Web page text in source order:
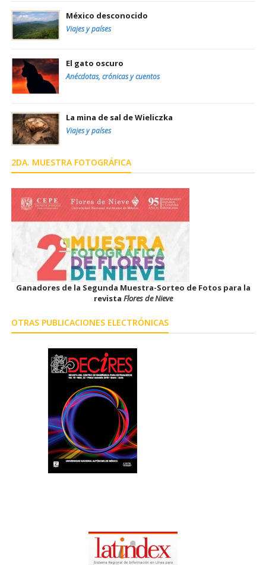
México desconocido
Viajes y países
El gato oscuro
Anécdotas, crónicas y cuentos
La mina de sal de Wieliczka
Viajes y países
2DA. MUESTRA FOTOGRÁFICA
Ganadores de la Segunda Muestra-Sorteo de Fotos para la
revista Flores de Nieve
OTRAS PUBLICACIONES ELECTRÓNICAS